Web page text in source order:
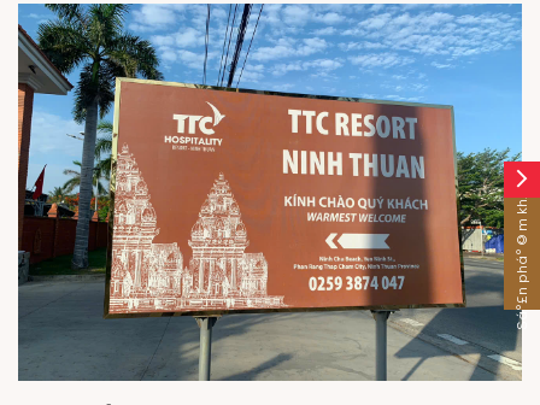
arrow_forward_ios
Sáº£n pháº©m khÃ¡c